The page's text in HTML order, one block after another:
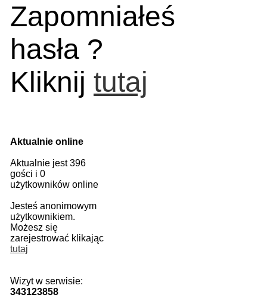
Zapomniałeś
hasła ?
Kliknij tutaj
Aktualnie online
Aktualnie jest 396
gości i 0
użytkowników online
Jesteś anonimowym
użytkownikiem.
Możesz się
zarejestrować klikając
tutaj
Wizyt w serwisie:
343123858